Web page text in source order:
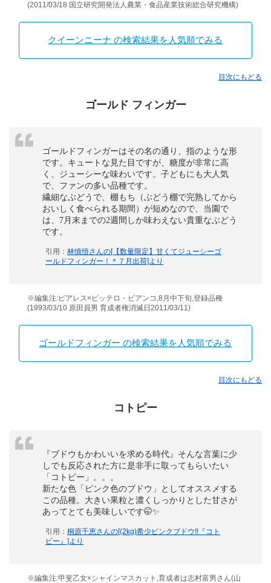
(2011/03/18 国立研究開発法人農業・食品産業技術総合研究機構)
クイーンニーナ の検索結果を人気順でみる
目次にもどる
ゴールド フィンガー
ゴールドフィンガーはその名の通り、指のような形
です。キュートな見た目ですが、糖度が非常に高
く、ジューシーな味わいです。子どもにも大人気
で、ファンの多い品種です。
繊細なぶどうで、棚もち（ぶどう棚で完熟してから
おいしく食べられる期間）が短めなので、当園で
は、7月末までの2週間しか味わえない貴重なぶどう
です。
引用： 林慎悟さんの[【数量限定】甘くてジューシーゴ
ールドフィンガー！＊７月出荷]より
※編集注:ピアレス×ピッテロ・ビアンコ,8月中下旬,登録品種
(1993/03/10 原田員男 育成者権消滅日2011/03/11)
ゴールドフィンガー の検索結果を人気順でみる
目次にもどる
コトピー
『ブドウもかわいいを求める時代』そんな言葉に少
しでも反応された方に是非手に取ってもらいたい
「コトピー」。。。
新たな色「ピンク色のブドウ」としてオススメする
この品種。大きい果粒と濃くしっかりとした甘さが
あってとても美味しいです🤭✨
引用： 桐原千恵さんの[(2kg)希少ピンクブドウ‼︎『コト
ピー』]より
※編集注:甲斐乙女×シャインマスカット,育成者は志村富男さん(山